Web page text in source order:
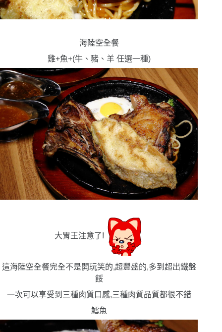
海陸空全餐
雞+魚+(牛、豬、羊 任選一種)
大胃王注意了!
這海陸空全餐完全不是開玩笑的,超豐盛的,多到超出鐵盤
餒
一次可以享受到三種肉質口感,三種肉質品質都很不錯
鱈魚